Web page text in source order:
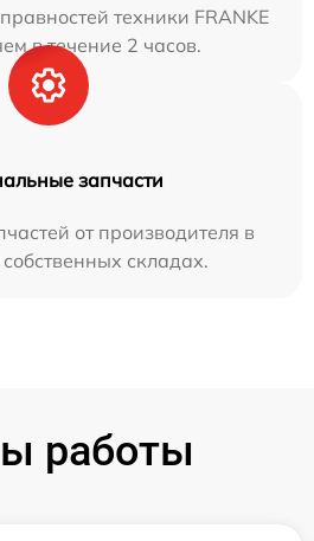
техники FRANKE
в течение 2 часов.
запчасти
от производителя в
складах.
работы